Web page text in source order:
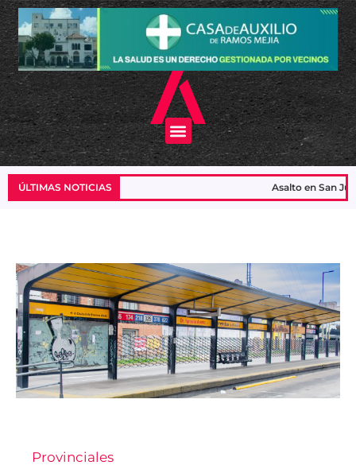
Ir
al
contenido
Menu
ÚLTIMAS NOTICIAS Asalto en San
Provinciales